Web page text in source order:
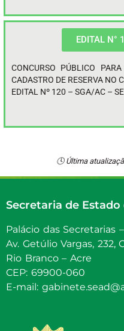
EDITAL N°
CONCURSO PÚBLICO
CADASTRO DE RESERVA NO
EDITAL Nº 120 – SGA/AC –
🕓 Última
Secretaria de
Palácio das Secretarias
Av. Getúlio Vargas, 232,
Rio Branco – Acre
CEP: 69900-060
E-mail: